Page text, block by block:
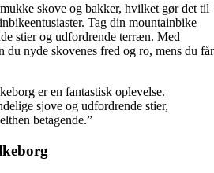
skove og bakker, hvilket gør det til
Tag din mountainbike
stier og udfordrende terræn. Med
du nyde skovenes fred og ro, mens du får
er en fantastisk oplevelse.
sjove og udfordrende stier,
betagende.”